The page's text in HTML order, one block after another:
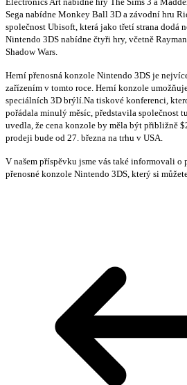
Sega nabídne Monkey Ball 3D a závodní hru
společnost Ubisoft, která jako třetí strana dodá
Nintendo 3DS nabídne čtyři hry, včetně
Shadow Wars.
Herní přenosná konzole Nintendo 3DS je
zařízením v tomto roce. Herní konzole
speciálních 3D brýlí.Na tiskové konferenci,
pořádala minulý měsíc, představila společnost
uvedla, že cena konzole by měla být přibližně
prodeji bude od 27. března na trhu v USA.
V našem příspěvku jsme vás také informovali o
přenosné konzole Nintendo 3DS, který si